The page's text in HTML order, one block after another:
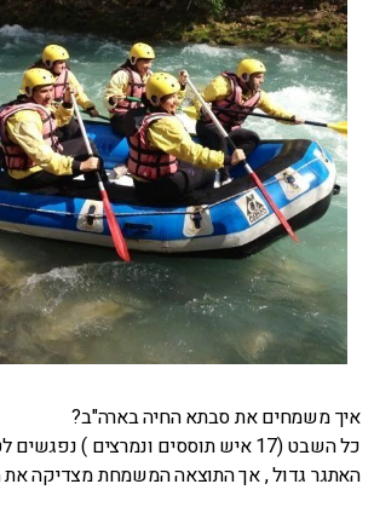
איך משמחים את סבתא החיה בארה"ב?
כל השבט (17 איש תוססים ונמרצים ) נפגשים לטיול גיבוש ביוון .
האתגר גדול , אך התוצאה המשמחת מצדיקה